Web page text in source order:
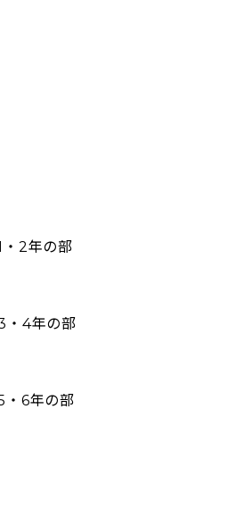
・2年の部
・4年の部
・6年の部